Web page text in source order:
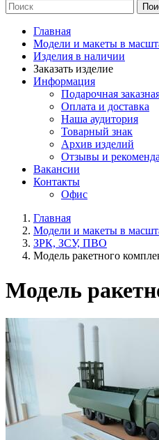
Главная
Модели и макеты в
Изделия в наличии
Заказать изделие
Информация
Подарочная
Оплата и доставка
Наша аудитория
Товарный знак
Архив изделий
Отзывы и
Вакансии
Контакты
Офис
Главная
Модели и макеты в
ЗРК, ЗСУ, ПВО
Модель ракетного
Модель